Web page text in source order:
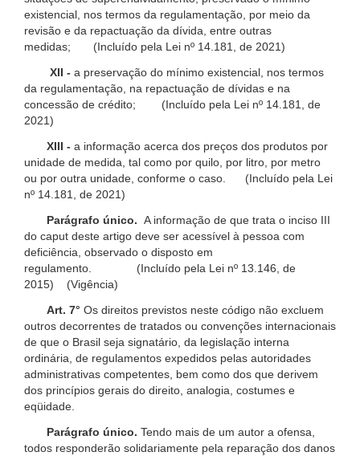
existencial, nos termos da regulamentação, por meio da
revisão e da repactuação da dívida, entre outras
medidas; (Incluído pela Lei nº 14.181, de 2021)
XII - a preservação do mínimo existencial, nos termos
da regulamentação, na repactuação de dívidas e na
concessão de crédito; (Incluído pela Lei nº 14.181, de
2021)
XIII - a informação acerca dos preços dos produtos por
unidade de medida, tal como por quilo, por litro, por metro
ou por outra unidade, conforme o caso. (Incluído pela Lei
nº 14.181, de 2021)
Parágrafo único. A informação de que trata o inciso III
do caput deste artigo deve ser acessível à pessoa com
deficiência, observado o disposto em
regulamento. (Incluído pela Lei nº 13.146, de
2015) (Vigência)
Art. 7° Os direitos previstos neste código não excluem
outros decorrentes de tratados ou convenções internacionais
de que o Brasil seja signatário, da legislação interna
ordinária, de regulamentos expedidos pelas autoridades
administrativas competentes, bem como dos que derivem
dos princípios gerais do direito, analogia, costumes e
eqüidade.
Parágrafo único. Tendo mais de um autor a ofensa,
todos responderão solidariamente pela reparação dos danos